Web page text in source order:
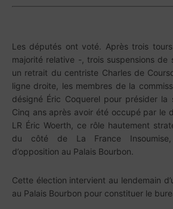
Les députés ont voté. Après trois
majorité relative -, trois suspensions de
un retrait du centriste Charles de
ligne droite, les membres de la
désigné Éric Coquerel pour présider la
Cinq ans après avoir été occupé par le
LR Éric Woerth, ce rôle hautement
du côté de La France Insoumise,
d’opposition au Palais Bourbon.
Cette élection intervient au lendemain
au Palais Bourbon pour constituer le